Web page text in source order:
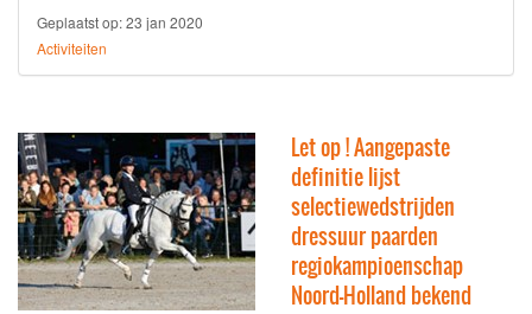
Geplaatst op:23 jan 2020
Activiteiten
Let op ! Aangepaste
definitie lijst
selectiewedstrijden
dressuur paarden
regiokampioenschap
Noord-Holland bekend